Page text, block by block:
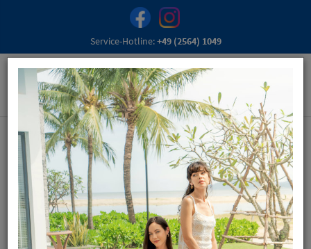
Service-Hotline:+49 (2564) 1049
Schuhhaus Siehoff
in Vreden, steht für Qualität, umfangreiche Beratung
und für zufriedene Kunden!
Besuchen Sie uns und überzeugen Sie sich von unserem